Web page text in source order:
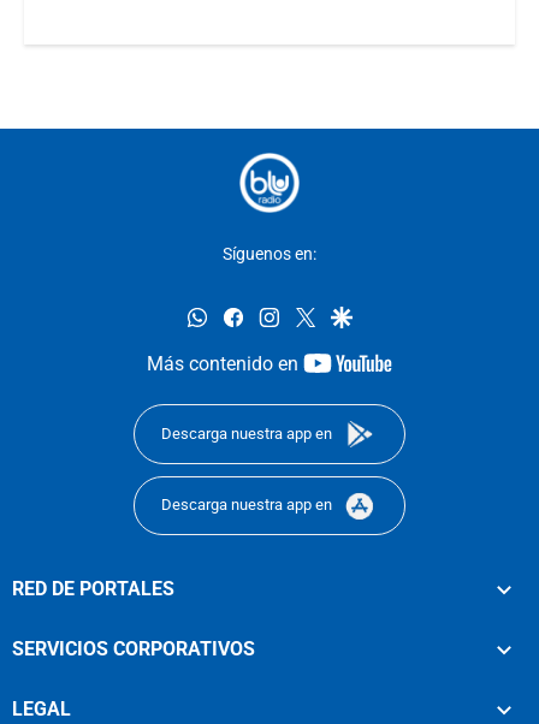
Síguenos en:
whatsappfacebookinstagram
twittergoogle
Más contenido en
youtube-
Descarga nuestra app en
Descarga nuestra app en
RED DE PORTALES
SERVICIOS CORPORATIVOS
LEGAL